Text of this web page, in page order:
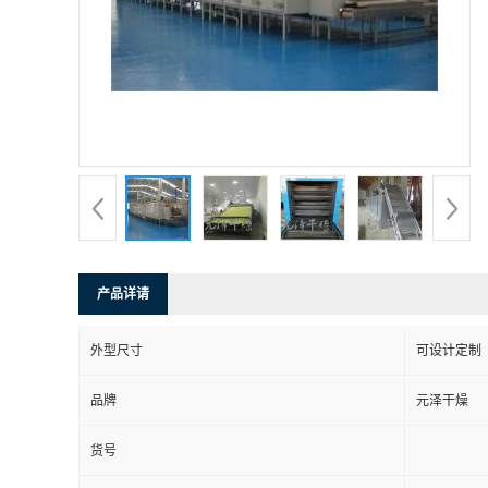
产品详请
外型尺寸 可设计定制
品牌 元泽干燥
货号